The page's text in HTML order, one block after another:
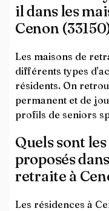
il dans les
Cenon
Les maisons de
différents types
résidents. On
permanent et de
profils de seniors
Quels sont
proposés
retraite à
Les résidences à